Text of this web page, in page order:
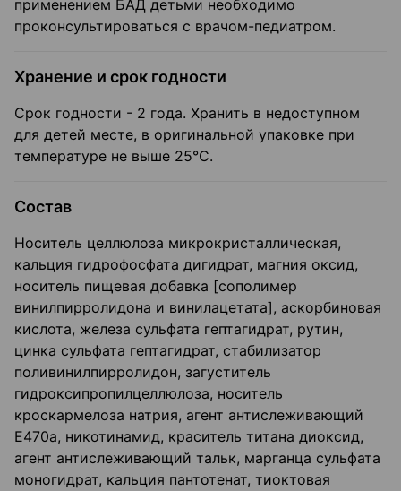
применением БАД детьми необходимо
проконсультироваться с врачом-педиатром.
Хранение и срок годности
Срок годности - 2 года. Хранить в недоступном
для детей месте, в оригинальной упаковке при
температуре не выше 25°С.
Состав
Носитель целлюлоза микрокристаллическая,
кальция гидрофосфата дигидрат, магния оксид,
носитель пищевая добавка [сополимер
винилпирролидона и винилацетата], аскорбиновая
кислота, железа сульфата гептагидрат, рутин,
цинка сульфата гептагидрат, стабилизатор
поливинилпирролидон, загуститель
гидроксипропилцеллюлоза, носитель
кроскармелоза натрия, агент антислеживающий
Е470а, никотинамид, краситель титана диоксид,
агент антислеживающий тальк, марганца сульфата
моногидрат, кальция пантотенат, тиоктовая